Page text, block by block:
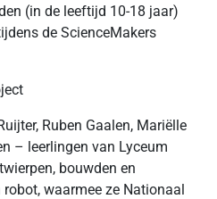
(in de leeftijd 10-18 jaar)
de ScienceMakers
Ruben Gaalen, Mariëlle
– leerlingen van Lyceum
bouwden en
waarmee ze Nationaal